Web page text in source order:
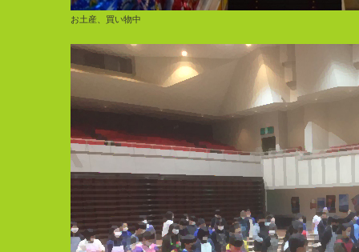
お土産、買い物中